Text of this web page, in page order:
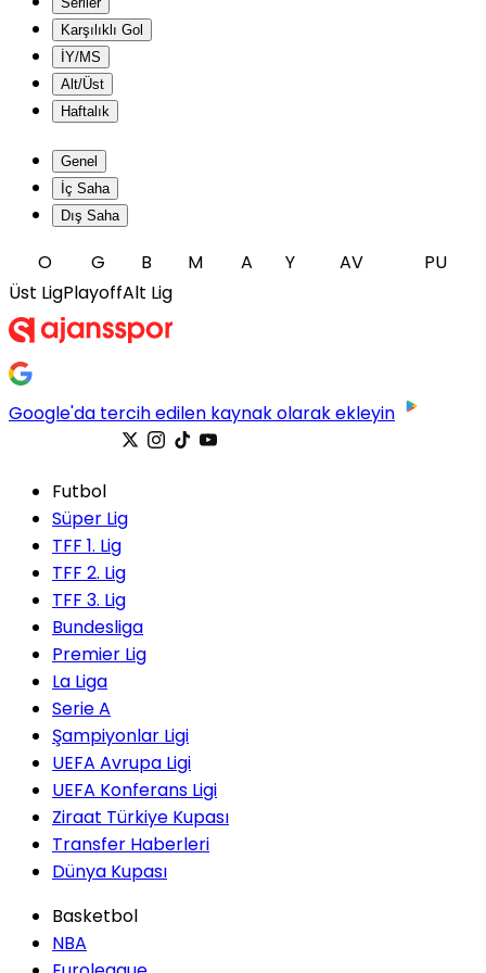
Karşılıklı Gol
İY/MS
Alt/Üst
Haftalık
Genel
İç Saha
Dış Saha
O G B M A Y AV
PU
Üst LigPlayoffAlt Lig
Google'da tercih edilen kaynak olarak ekleyin
Futbol
Süper Lig
TFF 1. Lig
TFF 2. Lig
TFF 3. Lig
Bundesliga
Premier Lig
La Liga
Serie A
Şampiyonlar Ligi
UEFA Avrupa Ligi
UEFA Konferans Ligi
Ziraat Türkiye Kupası
Transfer Haberleri
Dünya Kupası
Basketbol
NBA